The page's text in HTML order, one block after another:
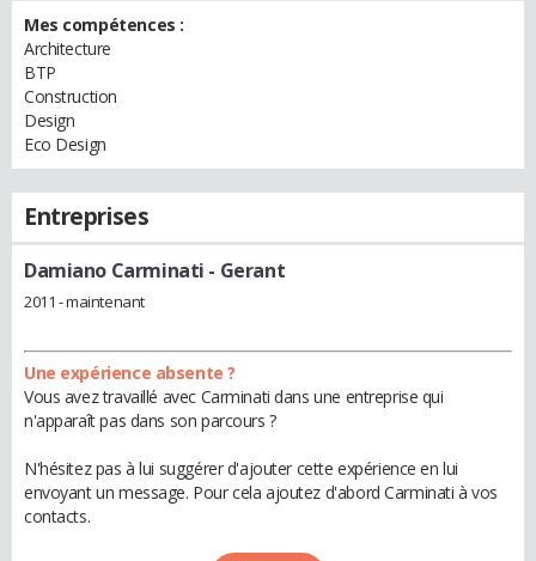
Mes compétences :
Architecture
BTP
Construction
Design
Eco Design
Entreprises
Damiano Carminati - Gerant
2011 - maintenant
Une expérience absente ?
Vous avez travaillé avec Carminati dans une entreprise qui
n'apparaît pas dans son parcours ?
N'hésitez pas à lui suggérer d'ajouter cette expérience en lui
envoyant un message. Pour cela ajoutez d'abord Carminati à vos
contacts.